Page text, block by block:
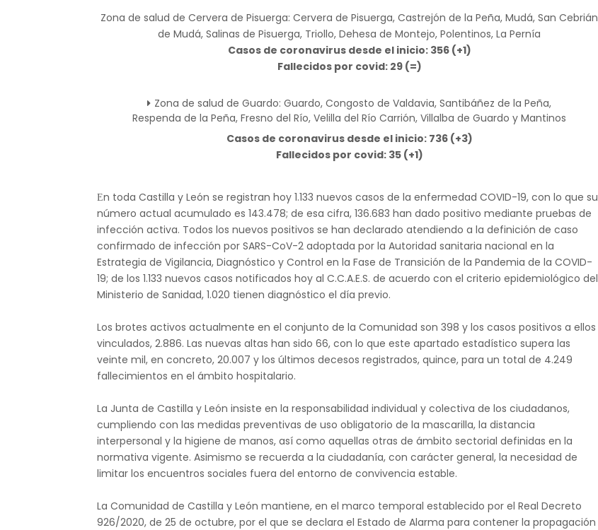
Zona de salud de Cervera de Pisuerga: Cervera de Pisuerga, Castrejón de la Peña, Mudá, San Cebrián
de Mudá, Salinas de Pisuerga, Triollo, Dehesa de Montejo, Polentinos, La Pernía
Casos de coronavirus desde el inicio: 356 (+1)
Fallecidos por covid: 29 (=)
Zona de salud de Guardo: Guardo, Congosto de Valdavia, Santibáñez de la Peña,
Respenda de la Peña, Fresno del Río, Velilla del Río Carrión, Villalba de Guardo y Mantinos
Casos de coronavirus desde el inicio: 736 (+3)
Fallecidos por covid: 35 (+1)
En toda Castilla y León se registran hoy 1.133 nuevos casos de la enfermedad COVID-19, con lo que su
número actual acumulado es 143.478; de esa cifra, 136.683 han dado positivo mediante pruebas de
infección activa. Todos los nuevos positivos se han declarado atendiendo a la definición de caso
confirmado de infección por SARS-CoV-2 adoptada por la Autoridad sanitaria nacional en la
Estrategia de Vigilancia, Diagnóstico y Control en la Fase de Transición de la Pandemia de la COVID-
19; de los 1.133 nuevos casos notificados hoy al C.C.A.E.S. de acuerdo con el criterio epidemiológico del
Ministerio de Sanidad, 1.020 tienen diagnóstico el día previo.
Los brotes activos actualmente en el conjunto de la Comunidad son 398 y los casos positivos a ellos
vinculados, 2.886. Las nuevas altas han sido 66, con lo que este apartado estadístico supera las
veinte mil, en concreto, 20.007 y los últimos decesos registrados, quince, para un total de 4.249
fallecimientos en el ámbito hospitalario.
La Junta de Castilla y León insiste en la responsabilidad individual y colectiva de los ciudadanos,
cumpliendo con las medidas preventivas de uso obligatorio de la mascarilla, la distancia
interpersonal y la higiene de manos, así como aquellas otras de ámbito sectorial definidas en la
normativa vigente. Asimismo se recuerda a la ciudadanía, con carácter general, la necesidad de
limitar los encuentros sociales fuera del entorno de convivencia estable.
La Comunidad de Castilla y León mantiene, en el marco temporal establecido por el Real Decreto
926/2020, de 25 de octubre, por el que se declara el Estado de Alarma para contener la propagación